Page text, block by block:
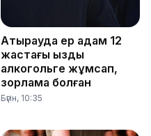
Атырауда ер адам 12
жастағы қызды
алкогольге жұмсап,
зорламақ болған
Бүгін, 10:35